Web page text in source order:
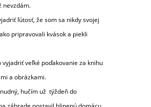
nevzdám.
ľútosť, že som sa nikdy svojej
pripravovali kvások a piekli
vyjadriť veľké poďakovanie za knihu
a obrázkami.
hučím už týždeň do